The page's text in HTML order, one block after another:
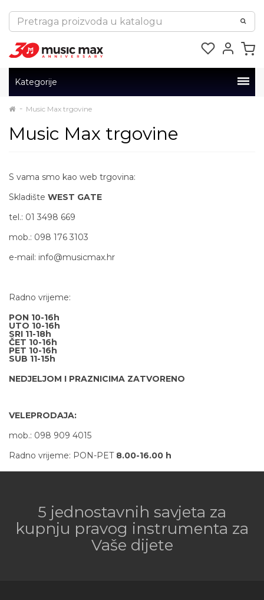
Kategorije
Music Max trgovine
Music Max trgovine
S vama smo kao web trgovina:
Skladište WEST GATE
tel.: 01 3498 669
mob.: 098 176 3103
e-mail: info@musicmax.hr
Radno vrijeme:
PON 10-16h
UTO 10-16h
SRI 11-18h
ČET 10-16h
PET 10-16h
SUB 11-15h
NEDJELJOM I PRAZNICIMA ZATVORENO
VELEPRODAJA:
mob.: 098 909 4015
Radno vrijeme: PON-PET 8.00-16.00 h
5 jednostavnih savjeta za
kupnju pravog instrumenta za
Vaše dijete